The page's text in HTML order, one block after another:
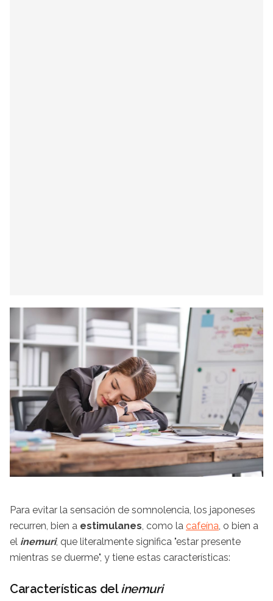
Para evitar la sensación de somnolencia, los japoneses
recurren, bien a estimulanes, como la cafeína, o bien a
el inemuri, que literalmente significa "estar presente
mientras se duerme", y tiene estas características:
Características delinemuri